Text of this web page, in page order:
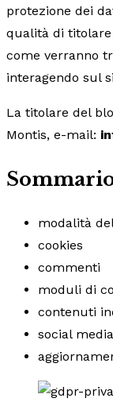
protezione dei
qualità di titolare
come verranno
interagendo sul
La titolare del
Montis, e-mail:
modalità
cookies
commenti
moduli di
contenuti
social media